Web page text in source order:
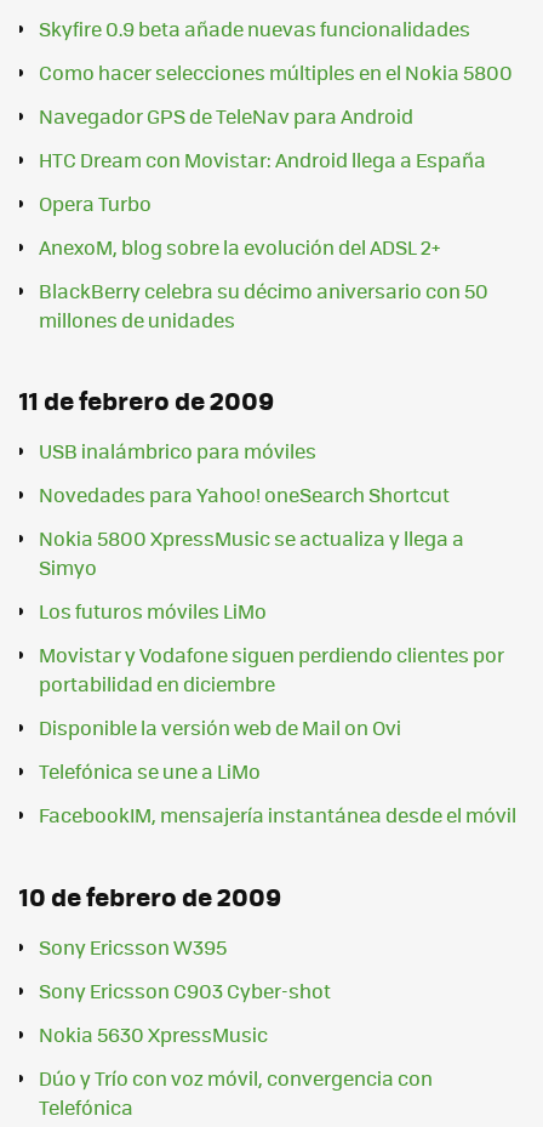
Skyfire 0.9 beta añade nuevas funcionalidades
Como hacer selecciones múltiples en el Nokia 5800
Navegador GPS de TeleNav para Android
HTC Dream con Movistar: Android llega a España
Opera Turbo
AnexoM, blog sobre la evolución del ADSL 2+
BlackBerry celebra su décimo aniversario con 50
millones de unidades
11 de febrero de 2009
USB inalámbrico para móviles
Novedades para Yahoo! oneSearch Shortcut
Nokia 5800 XpressMusic se actualiza y llega a
Simyo
Los futuros móviles LiMo
Movistar y Vodafone siguen perdiendo clientes por
portabilidad en diciembre
Disponible la versión web de Mail on Ovi
Telefónica se une a LiMo
FacebookIM, mensajería instantánea desde el móvil
10 de febrero de 2009
Sony Ericsson W395
Sony Ericsson C903 Cyber-shot
Nokia 5630 XpressMusic
Dúo y Trío con voz móvil, convergencia con
Telefónica